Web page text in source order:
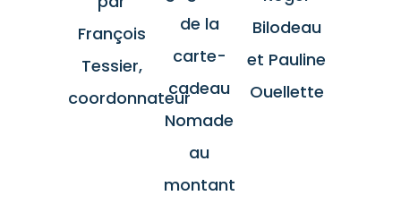
François
Tessier,
coordonnateur
de la
carte-
cadeau
Nomade
au
montant
Bilodeau
et Pauline
Ouellette